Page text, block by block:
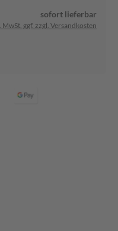
sofort lieferbar
MwSt. ggf. zzgl. Versandkosten